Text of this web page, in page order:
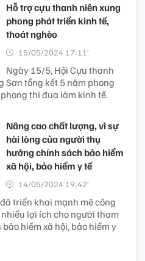
Hỗ trợ cựu thanh niên xung
phong phát triển kinh tế,
thoát nghèo
15/05/2024 17:11’
Ngày 15/5, Hội Cựu thanh
Sơn tổng kết 5 năm phong
thi đua làm kinh tế.
Nâng cao chất lượng, vì sự
hài lòng của người thụ
hưởng chính sách bảo hiểm
xã hội, bảo hiểm y tế
14/05/2024 19:42’
triển khai mạnh mẽ công
lợi ích cho người tham
hiểm xã hội, bảo hiểm y